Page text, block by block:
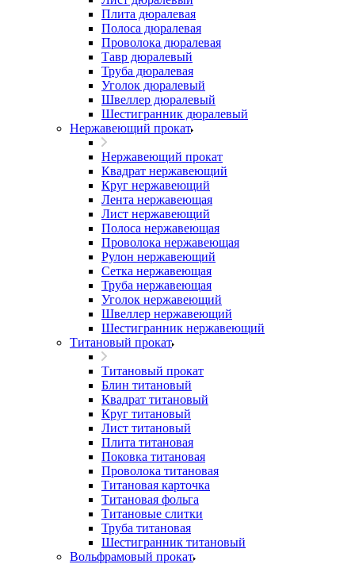
Плита дюралевая
Полоса дюралевая
Проволока дюралевая
Тавр дюралевый
Труба дюралевая
Уголок дюралевый
Швеллер дюралевый
Шестигранник дюралевый
Нержавеющий прокат
Нержавеющий прокат
Квадрат нержавеющий
Круг нержавеющий
Лента нержавеющая
Лист нержавеющий
Полоса нержавеющая
Проволока нержавеющая
Рулон нержавеющий
Сетка нержавеющая
Труба нержавеющая
Уголок нержавеющий
Швеллер нержавеющий
Шестигранник нержавеющий
Титановый прокат
Титановый прокат
Блин титановый
Квадрат титановый
Круг титановый
Лист титановый
Плита титановая
Поковка титановая
Проволока титановая
Титановая карточка
Титановая фольга
Титановые слитки
Труба титановая
Шестигранник титановый
Вольфрамовый прокат